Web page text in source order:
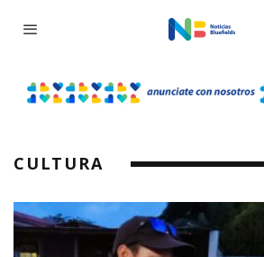
CULTURA